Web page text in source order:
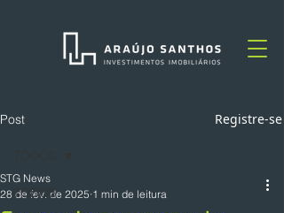
Post Registre-se
TODOS
STG News
28 de fev. de 2025 1 min de leitura